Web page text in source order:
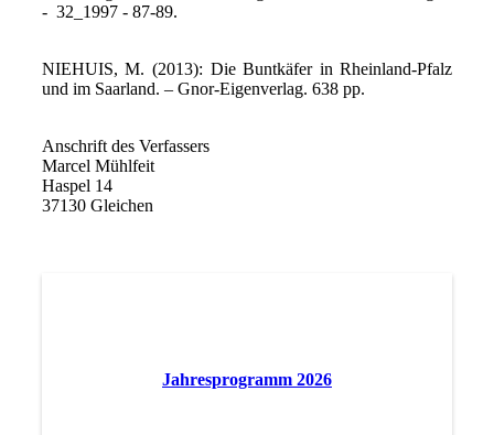
- 32_1997 - 87-89.
NIEHUIS, M. (2013): Die Buntkäfer in Rheinland-Pfalz
und im Saarland. – Gnor-Eigenverlag. 638 pp.
Anschrift des Verfassers
Marcel Mühlfeit
Haspel 14
37130 Gleichen
Jahresprogramm 2026